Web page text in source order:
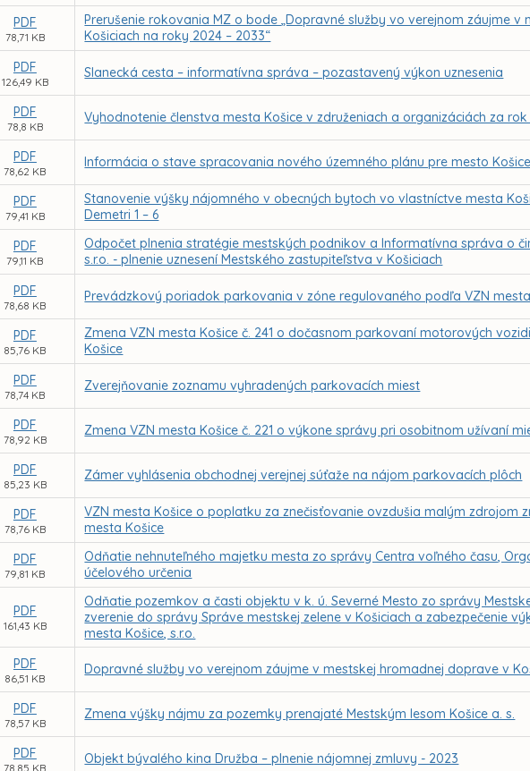
PDF
78,71 KB
Prerušenie rokovania MZ o bode „Dopravné služby vo verejnom záujme
Košiciach na roky 2024 – 2033“
PDF
126,49 KB
Slanecká cesta – informatívna správa – pozastavený výkon uznesenia
PDF
78,8 KB
Vyhodnotenie členstva mesta Košice v združeniach a organizáciách za
PDF
78,62 KB
Informácia o stave spracovania nového územného plánu pre mesto Košice
PDF
79,41 KB
Stanovenie výšky nájomného v obecných bytoch vo vlastníctve mesta
Demetri 1 – 6
PDF
79,11 KB
Odpočet plnenia stratégie mestských podnikov a Informatívna správa o
s.r.o. - plnenie uznesení Mestského zastupiteľstva v Košiciach
PDF
78,68 KB
Prevádzkový poriadok parkovania v zóne regulovaného podľa VZN mesta
PDF
85,76 KB
Zmena VZN mesta Košice č. 241 o dočasnom parkovaní motorových
Košice
PDF
78,74 KB
Zverejňovanie zoznamu vyhradených parkovacích miest
PDF
78,92 KB
Zmena VZN mesta Košice č. 221 o výkone správy pri osobitnom užívaní
PDF
85,23 KB
Zámer vyhlásenia obchodnej verejnej súťaže na nájom parkovacích plôch
PDF
78,76 KB
VZN mesta Košice o poplatku za znečisťovanie ovzdušia malým zdrojom
mesta Košice
PDF
79,81 KB
Odňatie nehnuteľného majetku mesta zo správy Centra voľného času,
účelového určenia
PDF
161,43 KB
Odňatie pozemkov a časti objektu v k. ú. Severné Mesto zo správy
zverenie do správy Správe mestskej zelene v Košiciach a zabezpečenie
mesta Košice, s.r.o.
PDF
86,51 KB
Dopravné služby vo verejnom záujme v mestskej hromadnej doprave v
PDF
78,57 KB
Zmena výšky nájmu za pozemky prenajaté Mestským lesom Košice a. s.
PDF
78,85 KB
Objekt bývalého kina Družba – plnenie nájomnej zmluvy - 2023